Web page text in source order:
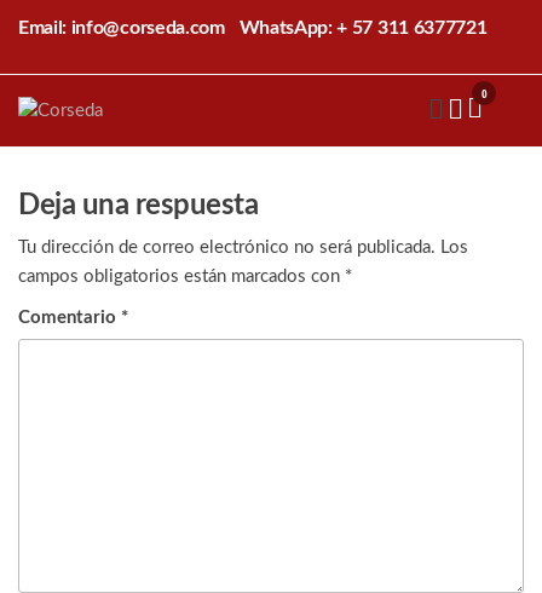
contenido
Email: info@corseda.com WhatsApp: + 57 311 6377721
sericultura
0
Deja una respuesta
Tu dirección de correo electrónico no será publicada. Los
campos obligatorios están marcados con *
Comentario *